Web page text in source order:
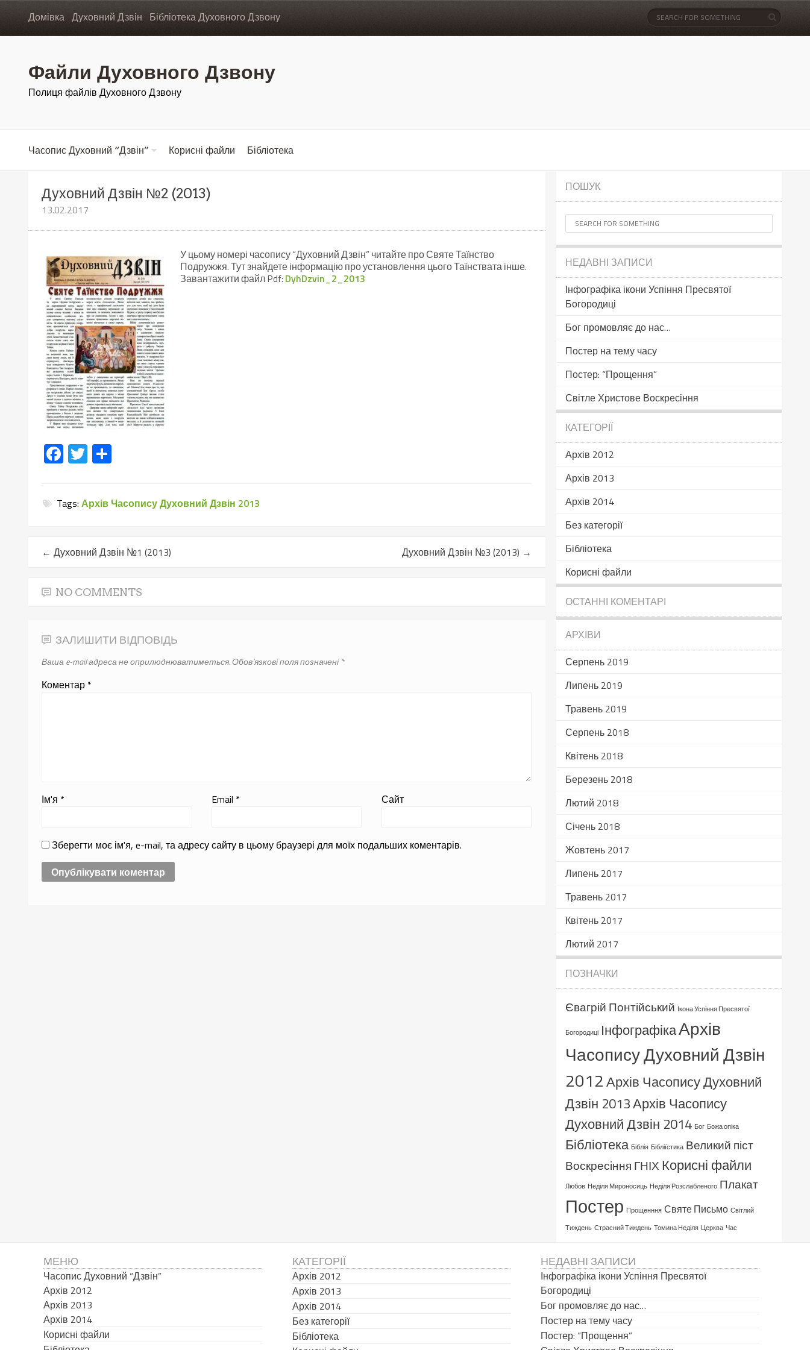
Домівка Духовний Дзвін Бібліотека Духовного Дзвону
Файли Духовного Дзвону
Полиця файлів Духовного Дзвону
Часопис Духовний “Дзвін” Корисні файли Бібліотека
Духовний Дзвін №2 (2013)
13.02.2017
У цьому номері часопису “Духовний Дзвін” читайте про Святе Таїнство
Подружжя. Тут знайдете інформацію про установлення цього Таїнствата інше.
Завантажити файл Pdf: DyhDzvin_2_2013
Facebook
Twitter
Tags:Архів Часопису Духовний Дзвін 2013
← Духовний Дзвін №1 (2013) Духовний Дзвін №3 (2013) →
NO COMMENTS
ЗАЛИШИТИ ВІДПОВІДЬ
Ваша e-mail адреса не оприлюднюватиметься.Обов’язкові поля позначені*
Коментар *
Ім'я * Email * Сайт
Зберегти моє ім'я, e-mail, та адресу сайту в цьому браузері для моїх подальших коментарів.
ПОШУК
НЕДАВНІ ЗАПИСИ
Інфографіка ікони Успіння Пресвятої
Богородиці
Бог промовляє до нас…
Постер на тему часу
Постер: “Прощення”
Світле Христове Воскресіння
КАТЕГОРІЇ
Архів 2012
Архів 2013
Архів 2014
Без категорії
Бібліотека
Корисні файли
ОСТАННІ КОМЕНТАРІ
АРХІВИ
Серпень 2019
Липень 2019
Травень 2019
Серпень 2018
Квітень 2018
Березень 2018
Лютий 2018
Січень 2018
Жовтень 2017
Липень 2017
Травень 2017
Квітень 2017
Лютий 2017
ПОЗНАЧКИ
Євагрій Понтійський Ікона Успіння Пресвятої
Богородиці ІнфографікаАрхів
Часопису Духовний Дзвін
2012Архів Часопису Духовний
Дзвін 2013Архів Часопису
Духовний Дзвін 2014 Бог Божа опіка
Бібліотека Біблія Бібліїстика Великий піст
Воскресіння ГНІХ Корисні файли
Любов Неділя Мироносиць Неділя Розслабленого Плакат
Постер Прощенння Святе Письмо Світлий
Тиждень Страсний Тиждень Томина Неділя Церква Час
МЕНЮ
Часопис Духовний “Дзвін”
Архів 2012
Архів 2013
Архів 2014
Корисні файли
КАТЕГОРІЇ
Архів 2012
Архів 2013
Архів 2014
Без категорії
Бібліотека
НЕДАВНІ ЗАПИСИ
Інфографіка ікони Успіння Пресвятої
Богородиці
Бог промовляє до нас…
Постер на тему часу
Постер: “Прощення”